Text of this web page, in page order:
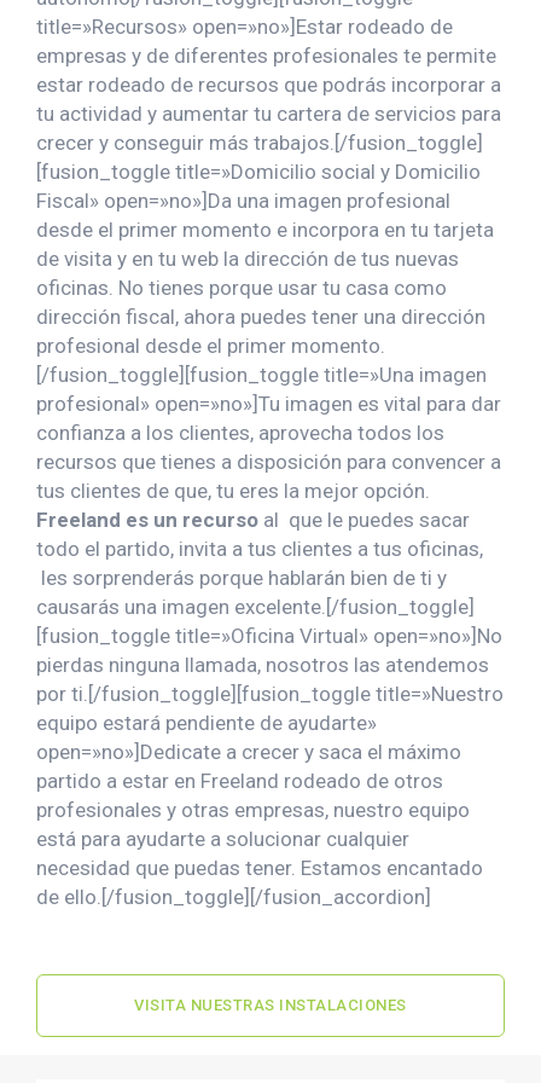
title=»Recursos» open=»no»]Estar rodeado de
empresas y de diferentes profesionales te permite
estar rodeado de recursos que podrás incorporar a
tu actividad y aumentar tu cartera de servicios para
crecer y conseguir más trabajos.[/fusion_toggle]
[fusion_toggle title=»Domicilio social y Domicilio
Fiscal» open=»no»]Da una imagen profesional
desde el primer momento e incorpora en tu tarjeta
de visita y en tu web la dirección de tus nuevas
oficinas. No tienes porque usar tu casa como
dirección fiscal, ahora puedes tener una dirección
profesional desde el primer momento.
[/fusion_toggle][fusion_toggle title=»Una imagen
profesional» open=»no»]Tu imagen es vital para dar
confianza a los clientes, aprovecha todos los
recursos que tienes a disposición para convencer a
tus clientes de que, tu eres la mejor opción.
Freeland es un recurso al que le puedes sacar
todo el partido, invita a tus clientes a tus oficinas,
les sorprenderás porque hablarán bien de ti y
causarás una imagen excelente.[/fusion_toggle]
[fusion_toggle title=»Oficina Virtual» open=»no»]No
pierdas ninguna llamada, nosotros las atendemos
por ti.[/fusion_toggle][fusion_toggle title=»Nuestro
equipo estará pendiente de ayudarte»
open=»no»]Dedicate a crecer y saca el máximo
partido a estar en Freeland rodeado de otros
profesionales y otras empresas, nuestro equipo
está para ayudarte a solucionar cualquier
necesidad que puedas tener. Estamos encantado
de ello.[/fusion_toggle][/fusion_accordion]
VISITA NUESTRAS INSTALACIONES